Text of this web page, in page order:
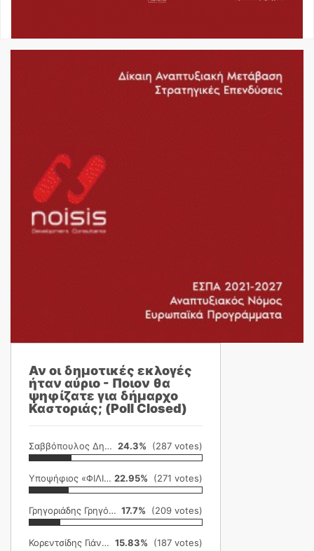
Αν οι δημοτικές εκλογές
ήταν αύριο - Ποιον θα
ψηφίζατε για δήμαρχο
Καστοριάς; (Poll Closed)
Σαββόπουλος Δημήτρης 24.3% (287 votes)
Υποψήφιος «ΦΙΛΙΚΗ ΕΤΑΙΡΕΙΑ» 22.95% (271 votes)
Γρηγοριάδης Γρηγόρης 17.7% (209 votes)
Κορεντσίδης Γιάννης 15.83% (187 votes)